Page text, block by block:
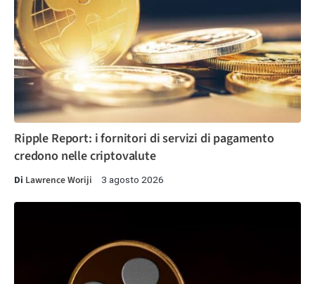
Ripple Report: i fornitori di servizi di pagamento
credono nelle criptovalute
Di Lawrence Woriji 3 agosto 2026